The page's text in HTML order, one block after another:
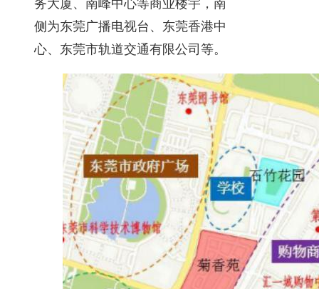
务大厦、南峰中心等商业楼宇，南
侧为东莞广播电视台、东莞香港中
心、东莞市轨道交通有限公司等。